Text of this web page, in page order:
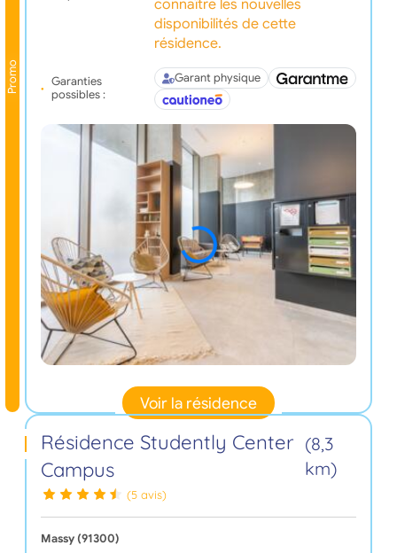
Promo
connaître les nouvelles
disponibilités de cette
résidence.
Garanties
possibles :
Garant physique
Voir la résidence
Résidence Studently Center
Campus
(8,3
km)
(5 avis)
Massy (91300)